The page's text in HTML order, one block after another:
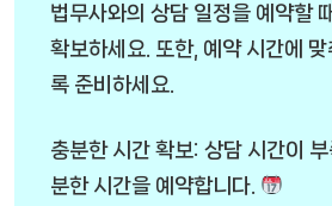
법무사와의 상담 일정을 예약할
확보하세요. 또한, 예약 시간에
록 준비하세요.
충분한 시간 확보: 상담 시간이
분한 시간을 예약합니다.